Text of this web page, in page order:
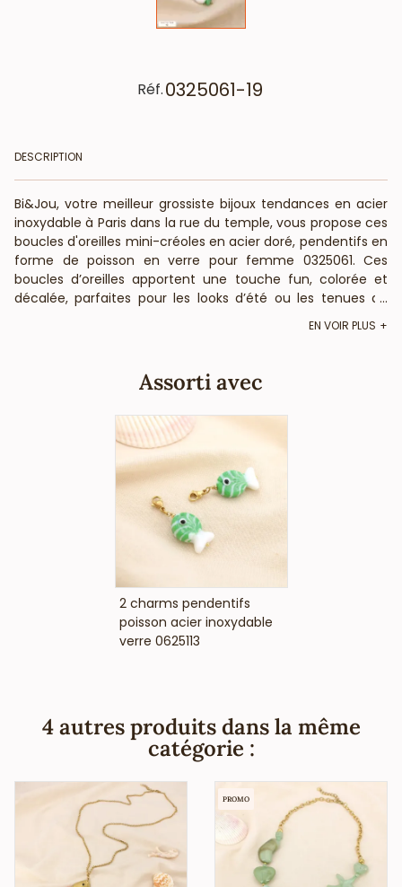
Réf.0325061-19
DESCRIPTION
Bi&Jou, votre meilleur grossiste bijoux tendances en acier
inoxydable à Paris dans la rue du temple, vous propose ces
boucles d'oreilles mini-créoles en acier doré, pendentifs en
forme de poisson en verre pour femme 0325061. Ces
boucles d’oreilles apportent une touche fun, colorée et
décalée, parfaites pour les looks d’été ou les tenues de
d'oreilles se fixent grâce leur fermoir à cliquet. BietJou
professionnels de la mode (bijouteries, boutiques de prêt-
à-porter, concept-stores, ) et de la beauté (salons de
ce bijou acier ne contient pas de nickel, plomb ni cadmium
et est anti-allergique (conformément aux lois françaises
et européennes).
...
EN VOIR PLUS
Assorti avec
VOIR LE PRIX
2 charms pendentifs
poisson acier inoxydable
verre 0625113
4 autres produits dans la même
catégorie :
PROMO